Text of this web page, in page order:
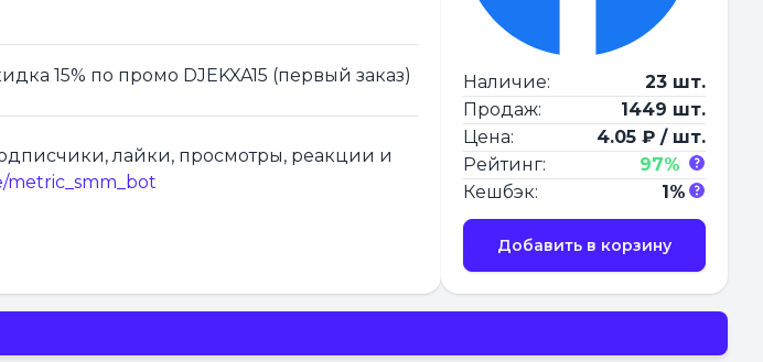
15% по промо DJEKXA15 (первый заказ)
лайки, просмотры, реакции и
metric_smm_bot
Наличие:
23 шт.
Продаж:
1449 шт.
Цена:
4.05 ₽ / шт.
Рейтинг:
97%
Кешбэк:
1%
Добавить в корзину